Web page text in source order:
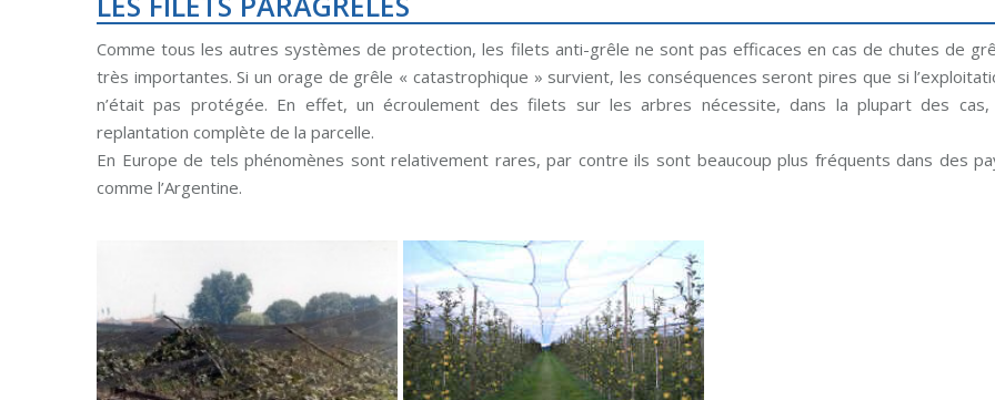
Comme tous les autres systèmes de protection, les filets anti-grêle ne sont pas efficaces en cas de chutes de
très importantes. Si un orage de grêle « catastrophique » survient, les conséquences seront pires que si
n’était pas protégée. En effet, un écroulement des filets sur les arbres nécessite, dans la plupart des cas,
replantation complète de la parcelle.
En Europe de tels phénomènes sont relativement rares, par contre ils sont beaucoup plus fréquents dans des
comme l’Argentine.